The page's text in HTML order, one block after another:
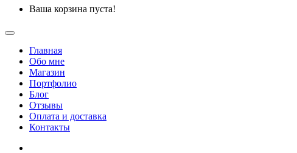
Ваша корзина пуста!
Главная
Обо мне
Магазин
Портфолио
Блог
Отзывы
Оплата и доставка
Контакты